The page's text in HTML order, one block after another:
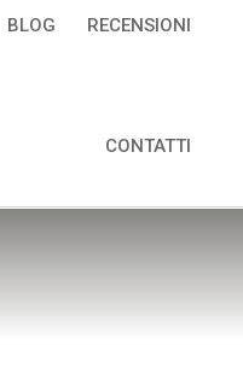
BLOG RECENSIONI
CONTATTI